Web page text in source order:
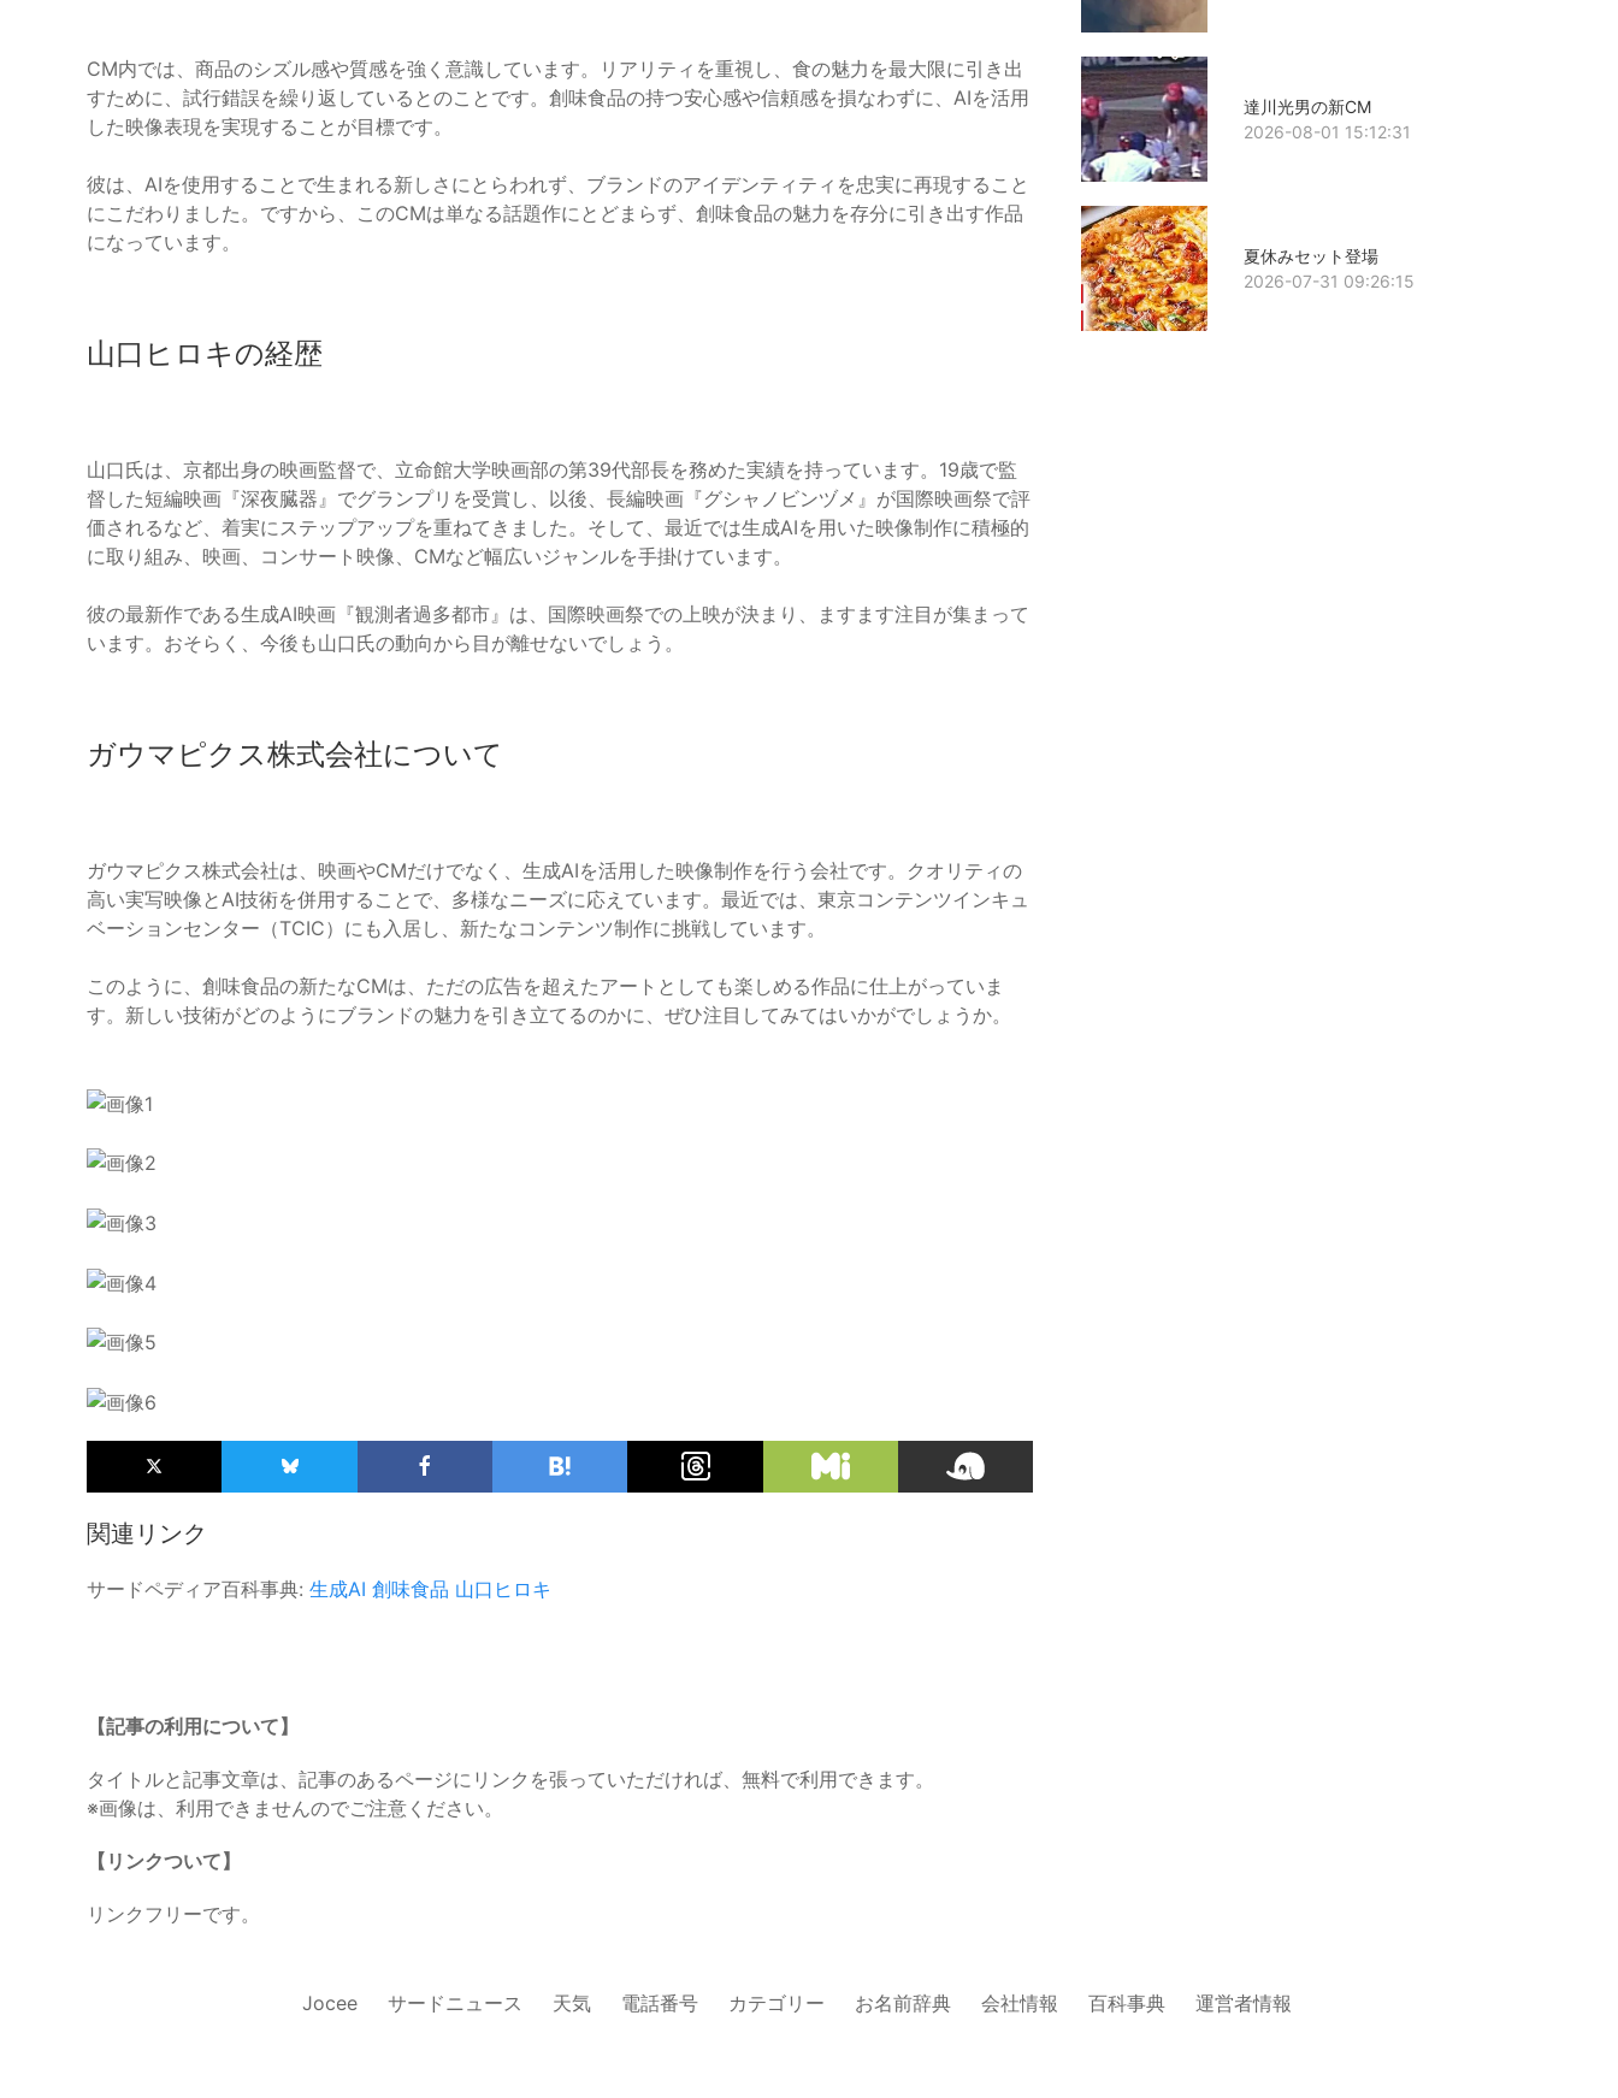
CM内では、商品のシズル感や質感を強く意識しています。リアリティを重視し、食の魅力を最大限に引き出
すために、試行錯誤を繰り返しているとのことです。創味食品の持つ安心感や信頼感を損なわずに、AIを活用
した映像表現を実現することが目標です。
彼は、AIを使用することで生まれる新しさにとらわれず、ブランドのアイデンティティを忠実に再現すること
にこだわりました。ですから、このCMは単なる話題作にとどまらず、創味食品の魅力を存分に引き出す作品
になっています。
山口ヒロキの経歴
山口氏は、京都出身の映画監督で、立命館大学映画部の第39代部長を務めた実績を持っています。19歳で監
督した短編映画『深夜臓器』でグランプリを受賞し、以後、長編映画『グシャノビンヅメ』が国際映画祭で評
価されるなど、着実にステップアップを重ねてきました。そして、最近では生成AIを用いた映像制作に積極的
に取り組み、映画、コンサート映像、CMなど幅広いジャンルを手掛けています。
彼の最新作である生成AI映画『観測者過多都市』は、国際映画祭での上映が決まり、ますます注目が集まって
います。おそらく、今後も山口氏の動向から目が離せないでしょう。
ガウマピクス株式会社について
ガウマピクス株式会社は、映画やCMだけでなく、生成AIを活用した映像制作を行う会社です。クオリティの
高い実写映像とAI技術を併用することで、多様なニーズに応えています。最近では、東京コンテンツインキュ
ベーションセンター（TCIC）にも入居し、新たなコンテンツ制作に挑戦しています。
このように、創味食品の新たなCMは、ただの広告を超えたアートとしても楽しめる作品に仕上がっていま
す。新しい技術がどのようにブランドの魅力を引き立てるのかに、ぜひ注目してみてはいかがでしょうか。
関連リンク
サードペディア百科事典: 生成AI 創味食品 山口ヒロキ
達川光男の新CM
2026-08-01 15:12:31
夏休みセット登場
2026-07-31 09:26:15
【記事の利用について】
タイトルと記事文章は、記事のあるページにリンクを張っていただければ、無料で利用できます。
※画像は、利用できませんのでご注意ください。
【リンクついて】
リンクフリーです。
Jocee サードニュース 天気 電話番号 カテゴリー お名前辞典 会社情報 百科事典 運営者情報